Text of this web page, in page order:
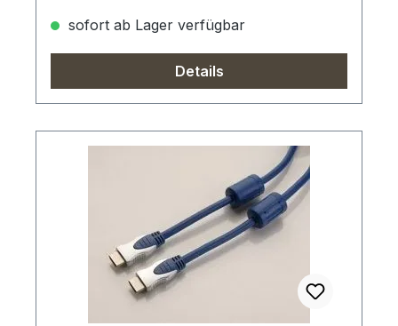
sofort ab Lager verfügbar
Details